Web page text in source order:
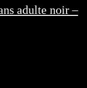
adulte noir –